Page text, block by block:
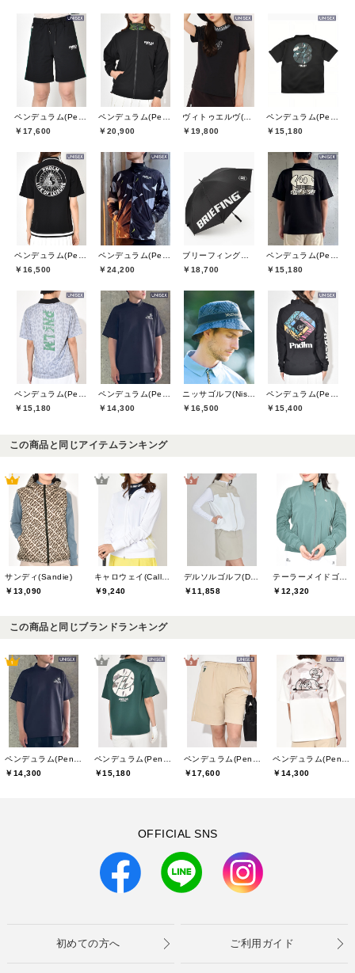
￥17,600
￥20,900
￥19,800
￥15,180
￥16,500
￥24,200
￥18,700
￥15,180
￥15,180
￥14,300
￥16,500
￥15,400
この商品と同じアイテムランキング
サンディ(Sandie)
￥13,090
キャロウェイ(Callaway)
￥9,240
デルソルゴルフ(DELSOL GOLF)
￥11,858
テーラーメイドゴルフ(TaylorMade Golf)
￥12,320
この商品と同じブランドランキング
￥14,300
￥15,180
￥17,600
￥14,300
OFFICIAL SNS
初めての方へ ご利用ガイド